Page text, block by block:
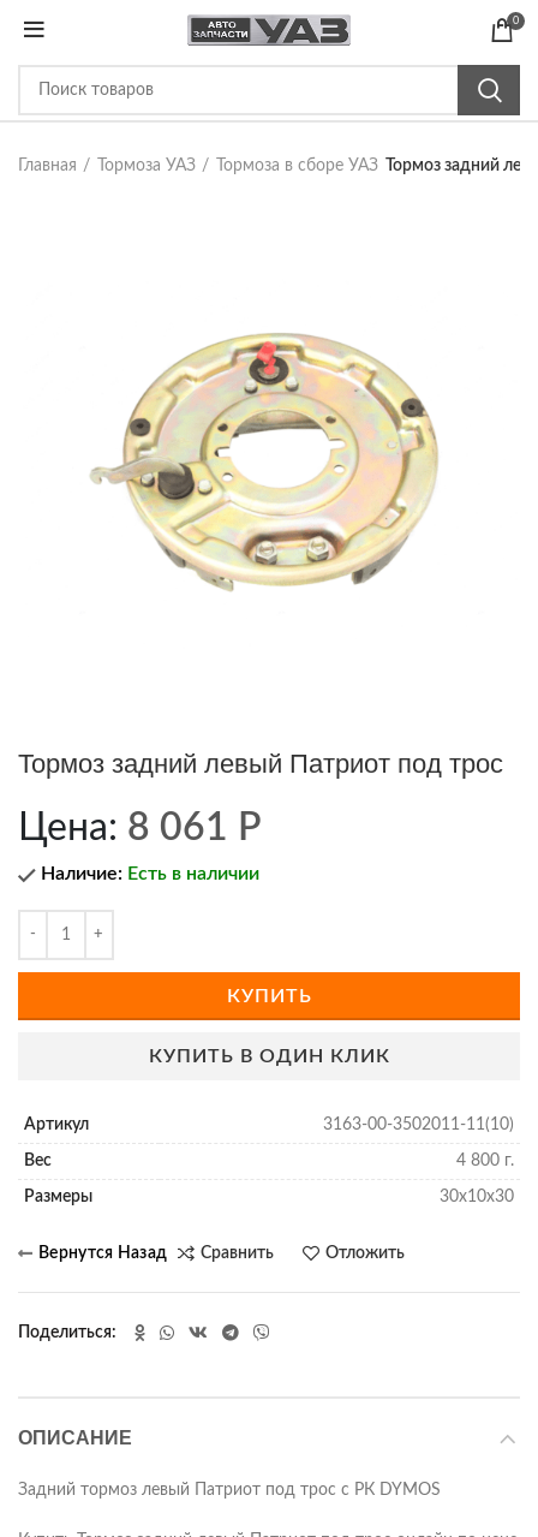
0
Главная Тормоза УАЗ Тормоза в сборе УАЗ Тормоз задний
Тормоз задний левый Патриот под трос
Цена: 8 061 Р
Наличие: Есть в наличии
КУПИТЬ
КУПИТЬ В ОДИН КЛИК
Артикул 3163-00-3502011-11(10)
Вес 4 800 г.
Размеры 30х10х30
Сравнить Отложить
Поделиться
ОПИСАНИЕ
Задний тормоз левый Патриот под трос c РК DYMOS